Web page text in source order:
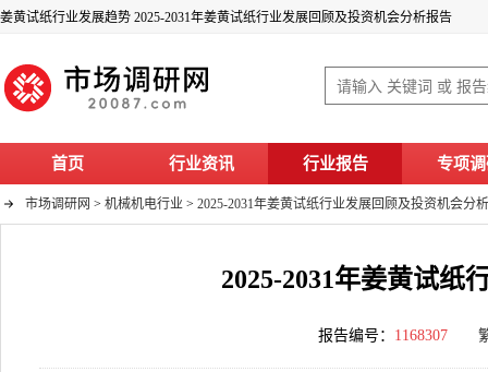
姜黄试纸行业发展趋势 2025-2031年姜黄试纸行业发展回顾及投资机会分析报告
首页 行业资讯 行业报告 专项
市场调研网 > 机械机电行业 > 2025-2031年姜黄试纸行业发展回顾及投资机会分
2025-2031年姜黄试纸
报告编号： 1168307